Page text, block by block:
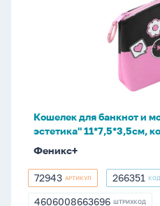
11*7,5*3,5см,
кожзам,
молния
Кошелек для банкнот и
эстетика" 11*7,5*3,5см,
Феникс+
72943
72943 АРТИКУЛ 266351
266351 КОД
4606008663696 ШТРИХКОД